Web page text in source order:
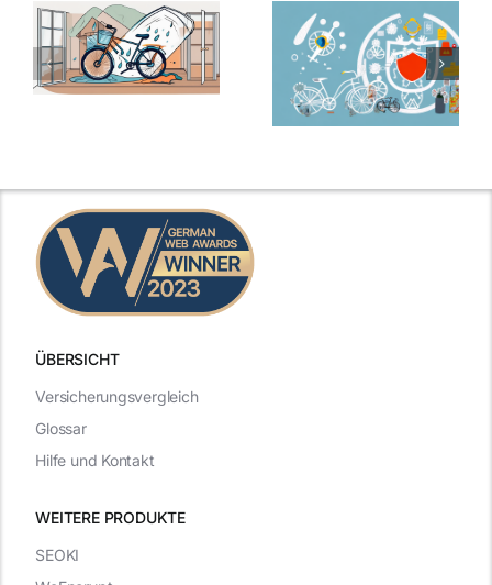
ÜBERSICHT
WEITERE PRODUKTE
Versicherungsvergleich
Glossar
Hilfe und Kontakt
SEOKI